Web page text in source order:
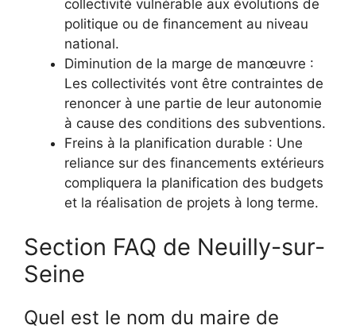
collectivité vulnérable aux évolutions de
politique ou de financement au niveau
national.
Diminution de la marge de manœuvre :
Les collectivités vont être contraintes de
renoncer à une partie de leur autonomie
à cause des conditions des subventions.
Freins à la planification durable : Une
reliance sur des financements extérieurs
compliquera la planification des budgets
et la réalisation de projets à long terme.
Section FAQ de Neuilly-sur-
Seine
Quel est le nom du maire de